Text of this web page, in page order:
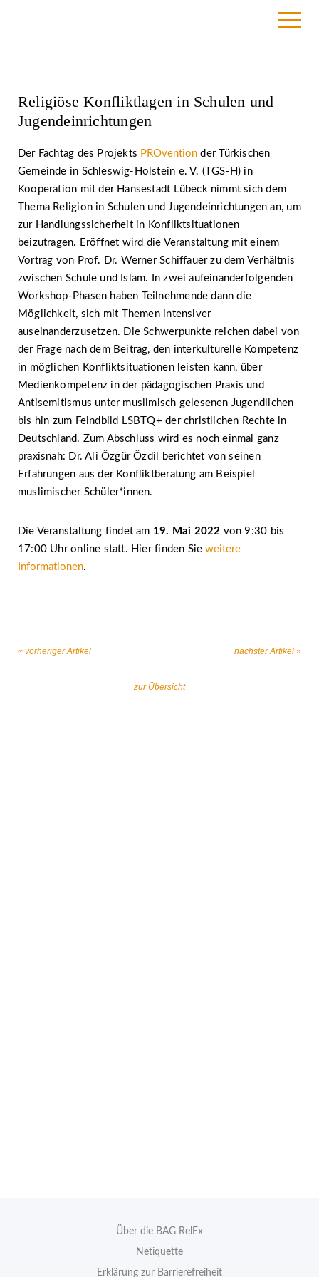
Religiöse Konfliktlagen in Schulen und
Jugendeinrichtungen
Der Fachtag des Projekts PROvention der Türkischen
Gemeinde in Schleswig-Holstein e. V. (TGS-H) in
Kooperation mit der Hansestadt Lübeck nimmt sich dem
Thema Religion in Schulen und Jugendeinrichtungen an, um
zur Handlungssicherheit in Konfliktsituationen
beizutragen. Eröffnet wird die Veranstaltung mit einem
Vortrag von Prof. Dr. Werner Schiffauer zu dem Verhältnis
zwischen Schule und Islam. In zwei aufeinanderfolgenden
Workshop-Phasen haben Teilnehmende dann die
Möglichkeit, sich mit Themen intensiver
auseinanderzusetzen. Die Schwerpunkte reichen dabei von
der Frage nach dem Beitrag, den interkulturelle Kompetenz
in möglichen Konfliktsituationen leisten kann, über
Medienkompetenz in der pädagogischen Praxis und
Antisemitismus unter muslimisch gelesenen Jugendlichen
bis hin zum Feindbild LSBTQ+ der christlichen Rechte in
Deutschland. Zum Abschluss wird es noch einmal ganz
praxisnah: Dr. Ali Özgür Özdil berichtet von seinen
Erfahrungen aus der Konfliktberatung am Beispiel
muslimischer Schüler*innen.
Die Veranstaltung findet am 19. Mai 2022 von 9:30 bis
17:00 Uhr online statt. Hier finden Sieweitere
Informationen.
« vorheriger Artikel
zur Übersicht
nächster Artikel »
Über die BAG RelEx
Netiquette
Erklärung zur Barrierefreiheit